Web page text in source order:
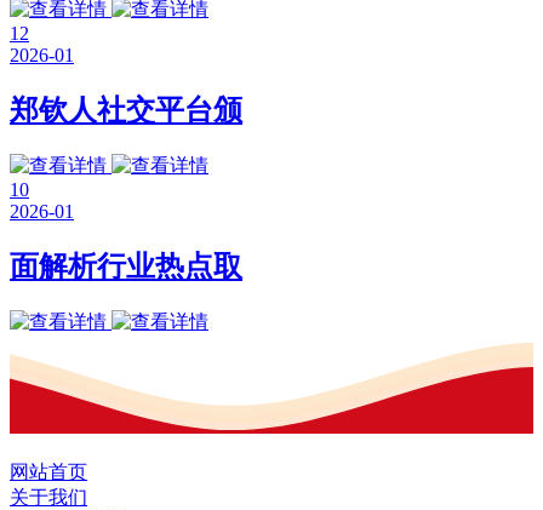
12
2026-01
郑钦人社交平台颁
10
2026-01
面解析行业热点取
网站首页
关于我们